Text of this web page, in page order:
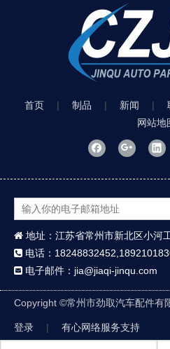
首页 | 制品 | 新闻 |
网站地
 地址：江苏省常州市新北区小河
 电话：
 电子邮件：jia@jiaqi-jinqu.com
Copyright ©常州市劲取汽车配件有
登录 | 有心网络服务支持